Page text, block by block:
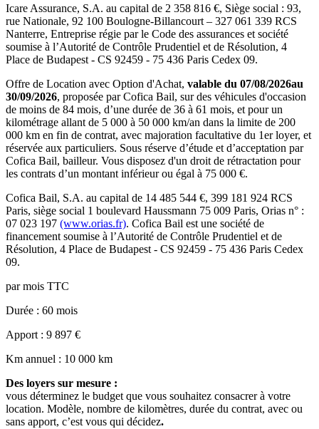
Icare Assurance, S.A. au capital de 2 358 816 €, Siège social : 93,
rue Nationale, 92 100 Boulogne-Billancourt – 327 061 339 RCS
Nanterre, Entreprise régie par le Code des assurances et société
soumise à l’Autorité de Contrôle Prudentiel et de Résolution, 4
Place de Budapest - CS 92459 - 75 436 Paris Cedex 09.
Offre de Location avec Option d'Achat, valable du 07/08/2026au
30/09/2026, proposée parCofica Bail, sur des véhicules d'occasion
de moins de 84 mois, d’une durée de 36 à 61 mois, et pour un
kilométrage allant de 5 000 à 50 000 km/an dans la limite de 200
000 km en fin de contrat, avec majoration facultative du 1er loyer, et
réservée aux particuliers. Sous réserve d’étude et d’acceptation par
Cofica Bail, bailleur. Vous disposez d'un droit de rétractation pour
les contrats d’un montant inférieur ou égal à 75 000 €.
Cofica Bail, S.A. au capital de 14 485 544 €, 399 181 924 RCS
Paris, siège social 1 boulevard Haussmann 75 009 Paris, Orias n° :
07 023 197 (www.orias.fr). Cofica Bail est une société de
financement soumise à l’Autorité de Contrôle Prudentiel et de
Résolution, 4 Place de Budapest - CS 92459 - 75 436 Paris Cedex
09.
par mois TTC
Durée : 60 mois
Apport : 9 897 €
Km annuel : 10 000 km
Des loyers sur mesure :
vous déterminez le budget que vous souhaitez consacrer à votre
location. Modèle, nombre de kilomètres, durée du contrat, avec ou
sans apport, c’est vous qui décidez.